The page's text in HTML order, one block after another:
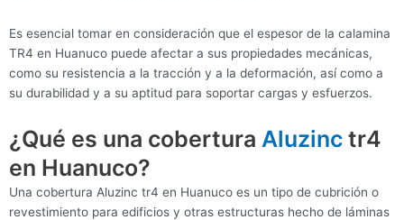
Es esencial tomar en consideración que el espesor de la calamina
TR4 en Huanuco puede afectar a sus propiedades mecánicas,
como su resistencia a la tracción y a la deformación, así como a
su durabilidad y a su aptitud para soportar cargas y esfuerzos.
¿Qué es una cobertura Aluzinc tr4
en Huanuco?
Una cobertura Aluzinc tr4 en Huanuco es un tipo de cubrición o
revestimiento para edificios y otras estructuras hecho de láminas